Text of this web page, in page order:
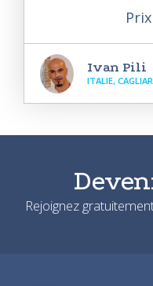
Ivan Pili
ITALIE,
Rejoignez